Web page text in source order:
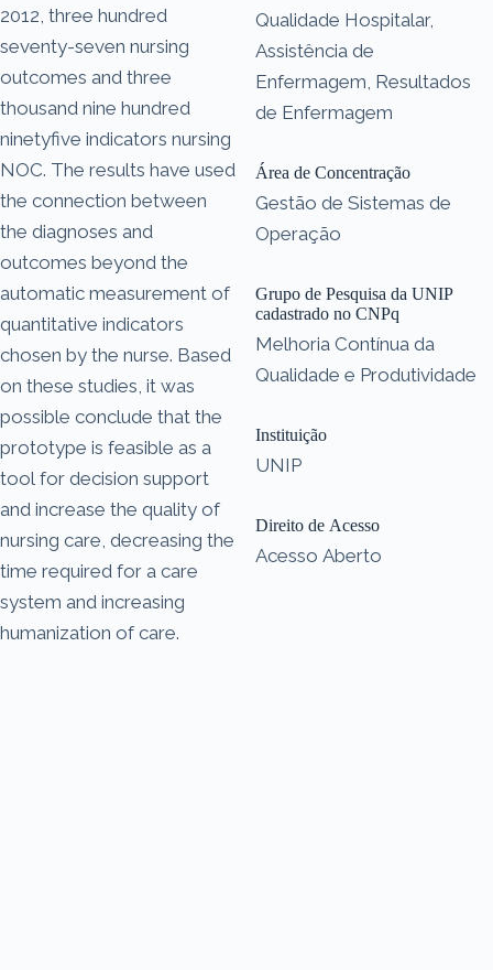
2012, three hundred
seventy-seven nursing
outcomes and three
thousand nine hundred
ninetyfive indicators nursing
NOC. The results have used
the connection between
the diagnoses and
outcomes beyond the
automatic measurement of
quantitative indicators
chosen by the nurse. Based
on these studies, it was
possible conclude that the
prototype is feasible as a
tool for decision support
and increase the quality of
nursing care, decreasing the
time required for a care
system and increasing
humanization of care.
Qualidade Hospitalar,
Assistência de
Enfermagem, Resultados
de Enfermagem
Área de Concentração
Gestão de Sistemas de
Operação
Grupo de Pesquisa da UNIP
cadastrado no CNPq
Melhoria Contínua da
Qualidade e Produtividade
Instituição
UNIP
Direito de Acesso
Acesso Aberto